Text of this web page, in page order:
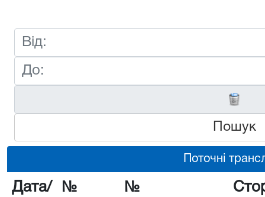
Пошук
Поточні
Дата/
№
№